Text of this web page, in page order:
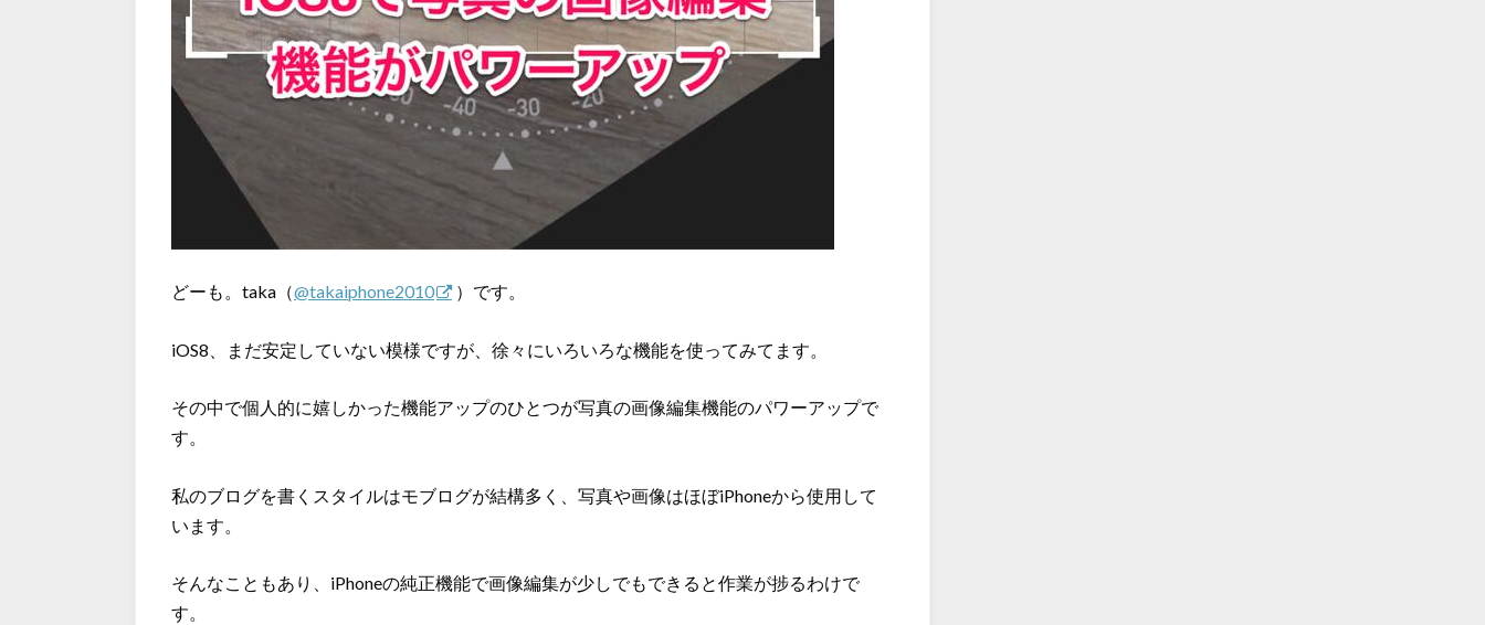
どーも。taka（@takaiphone2010 ）です。
iOS8、まだ安定していない模様ですが、徐々にいろいろな機能を使ってみてます。
その中で個人的に嬉しかった機能アップのひとつが写真の画像編集機能のパワーアップで
す。
私のブログを書くスタイルはモブログが結構多く、写真や画像はほぼiPhoneから使用して
います。
そんなこともあり、iPhoneの純正機能で画像編集が少しでもできると作業が捗るわけで
す。